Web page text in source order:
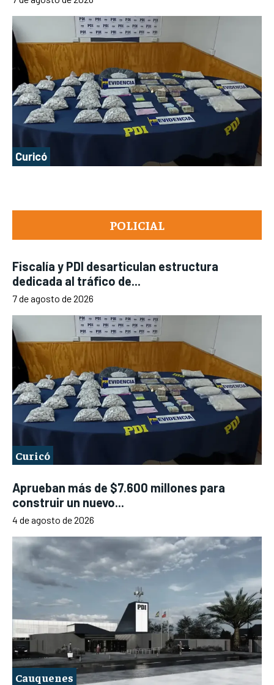
POLICIAL
Fiscalía y PDI desarticulan estructura
dedicada al tráfico de...
7 de agosto de 2026
Curicó
Aprueban más de $7.600 millones para
construir un nuevo...
4 de agosto de 2026
Cauquenes
Curicó